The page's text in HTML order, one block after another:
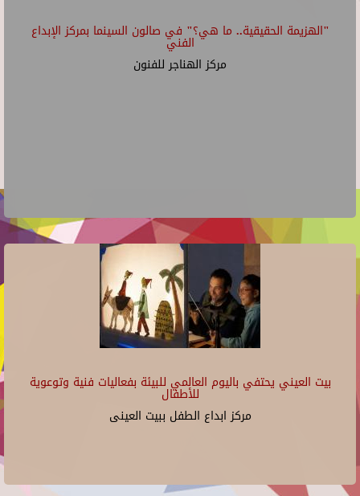
"الهزيمة الحقيقية.. ما هي؟" في صالون السينما بمركز الإبداع
الفني
مركز الهناجر للفنون
بيت العيني يحتفي باليوم العالمي للبيئة بفعاليات فنية وتوعوية
للأطفال
مركز ابداع الطفل ببيت العينى